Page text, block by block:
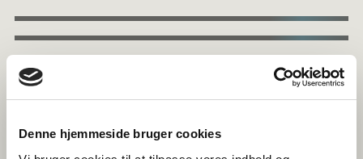
Denne hjemmeside bruger cookies